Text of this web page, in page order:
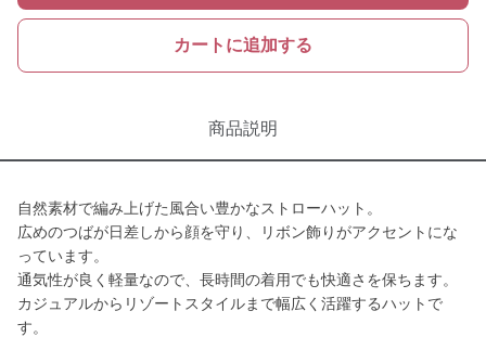
カートに追加する
商品説明
自然素材で編み上げた風合い豊かなストローハット。
広めのつばが日差しから顔を守り、リボン飾りがアクセントにな
っています。
通気性が良く軽量なので、長時間の着用でも快適さを保ちます。
カジュアルからリゾートスタイルまで幅広く活躍するハットで
す。